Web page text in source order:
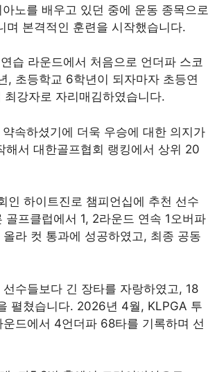
노를 배우고 있던 중에 운동 종목으로
며 본격적인 훈련을 시작했습니다.
습 라운드에서 처음으로 언더파 스코
, 초등학교 6학년이 되자마자 초등연
강자로 자리매김하였습니다.
속하셨기에 더욱 우승에 대한 의지가
서 대한골프협회 랭킹에서 상위 20
인 하이트진로 챔피언십에 추천 선수
프클럽에서 1, 2라운드 연속 1오버파
라 컷 통과에 성공하였고, 최종 공동
수들보다 긴 장타를 자랑하였고, 18
펼쳤습니다. 2026년 4월, KLPGA 투
드에서 4언더파 68타를 기록하며 선